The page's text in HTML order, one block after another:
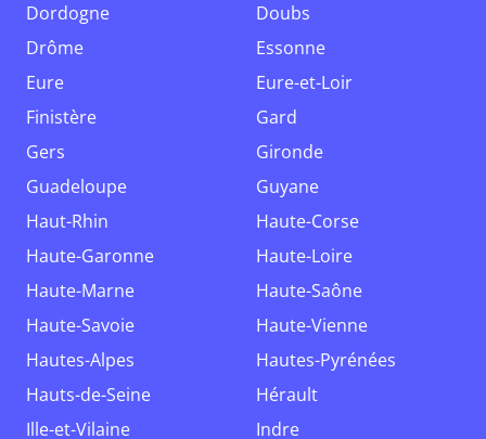
Dordogne
Doubs
Drôme
Essonne
Eure
Eure-et-Loir
Finistère
Gard
Gers
Gironde
Guadeloupe
Guyane
Haut-Rhin
Haute-Corse
Haute-Garonne
Haute-Loire
Haute-Marne
Haute-Saône
Haute-Savoie
Haute-Vienne
Hautes-Alpes
Hautes-Pyrénées
Hauts-de-Seine
Hérault
Ille-et-Vilaine
Indre